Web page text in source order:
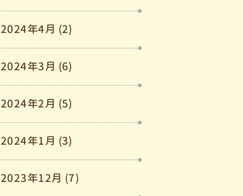
2024年4月 (2)
2024年3月 (6)
2024年2月 (5)
2024年1月 (3)
2023年12月 (7)